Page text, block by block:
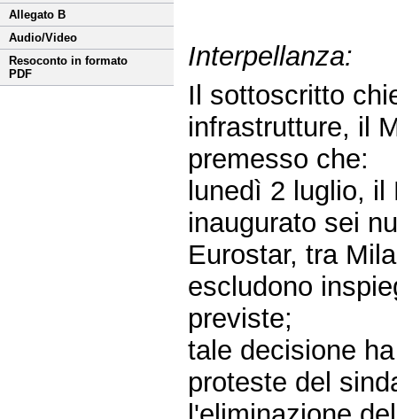
Allegato B
Audio/Video
Resoconto in formato
PDF
Interpellanza:
Il sottoscritto
infrastrutture, il
premesso che:
lunedì 2 luglio, il
inaugurato sei
Eurostar, tra
escludono
previste;
tale decisione
proteste del